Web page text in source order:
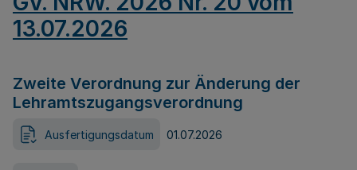
13.07.2026
Zweite Verordnung zur Änderung der
Lehramtszugangsverordnung
Ausfertigungsdatum 01.07.2026